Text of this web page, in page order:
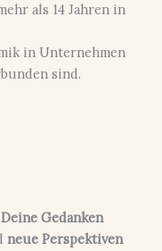
als 14 Jahren in
in Unternehmen
sind.
Deine Gedanken
neue Perspektiven